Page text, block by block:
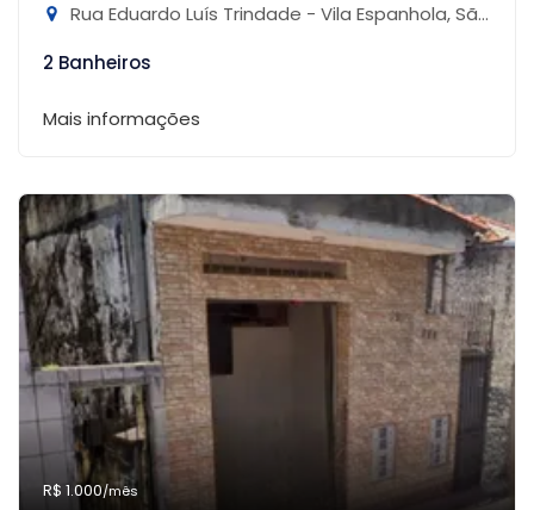
Rua Eduardo Luís Trindade - Vila Espanhola, São Paulo-SP
2 Banheiros
Mais informações
R$ 1.000/mês